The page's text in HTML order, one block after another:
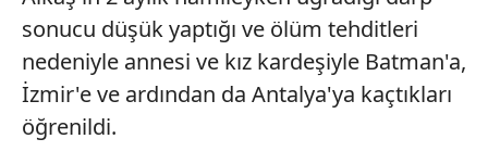
sonucu düşük yaptığı ve ölüm tehditleri
nedeniyle annesi ve kız kardeşiyle Batman'a,
İzmir'e ve ardından da Antalya'ya kaçtıkları
öğrenildi.